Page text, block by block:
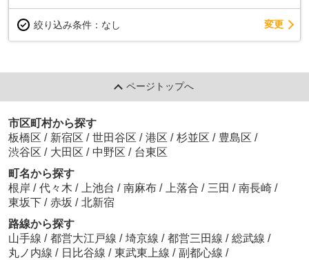
絞り込み条件： なし 変更
ページトップへ
市区町村から探す
板橋区 / 新宿区 / 世田谷区 / 港区 / 杉並区 / 豊島区 /
渋谷区 / 大田区 / 中野区 / 台東区
町名から探す
根岸 / 代々木 / 上池台 / 南麻布 / 上落合 / 三田 / 南長崎 /
東坂下 / 赤坂 / 北新宿
路線から探す
山手線 / 都営大江戸線 / 埼京線 / 都営三田線 / 総武線 /
丸ノ内線 / 日比谷線 / 東武東上線 / 副都心線 /